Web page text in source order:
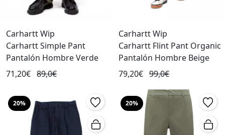
Carhartt Wip
Carhartt Simple Pant
Pantalón Hombre Verde
71,20€ 89,0€
Carhartt Wip
Carhartt Flint Pant Organic
Pantalón Hombre Beige
79,20€ 99,0€
20% 20%